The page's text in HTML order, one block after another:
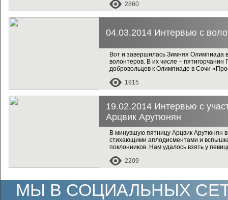
2860
04.03.2014 Интервью с
Вот и завершилась Зимняя Олимпиада
волонтеров. В их числе –
добровольцев к Олимпиаде в Сочи
1915
19.02.2014 Интервью с
Арцвик Арутюнян
В минувшую пятницу Арцвик Арутюнян
стихающими аплодисментами и
поклонников. Нам удалось взять у
2209
МЫ В СОЦИАЛЬНЫХ